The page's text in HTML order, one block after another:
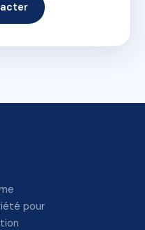
pour